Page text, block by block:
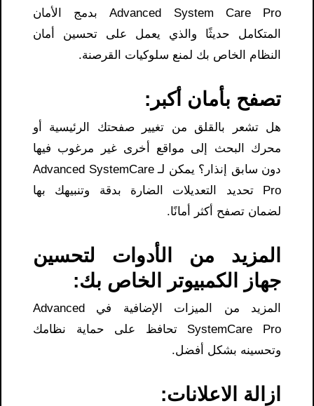
Advanced System Care Pro بدمج الأمان
المتكامل حديثًا والذي يعمل على تحسين أمان
النظام الخاص بك لمنع سلوكيات القرصنة.
تصفح بأمان أكبر:
هل تشعر بالقلق من تغيير صفحتك الرئيسية أو
محرك البحث إلى مواقع أخرى غير مرغوب فيها
دون سابق إنذار؟ يمكن لـ Advanced SystemCare
Pro تحديد التعديلات الضارة بدقة وتنبيهك بها
لضمان تصفح أكثر أمانًا.
المزيد من الأدوات لتحسين
جهاز الكمبيوتر الخاص بك:
المزيد من الميزات الإضافية في Advanced
SystemCare Pro تحافظ على حماية نظامك
وتحسينه بشكل أفضل.
ازالة الاعلانات: